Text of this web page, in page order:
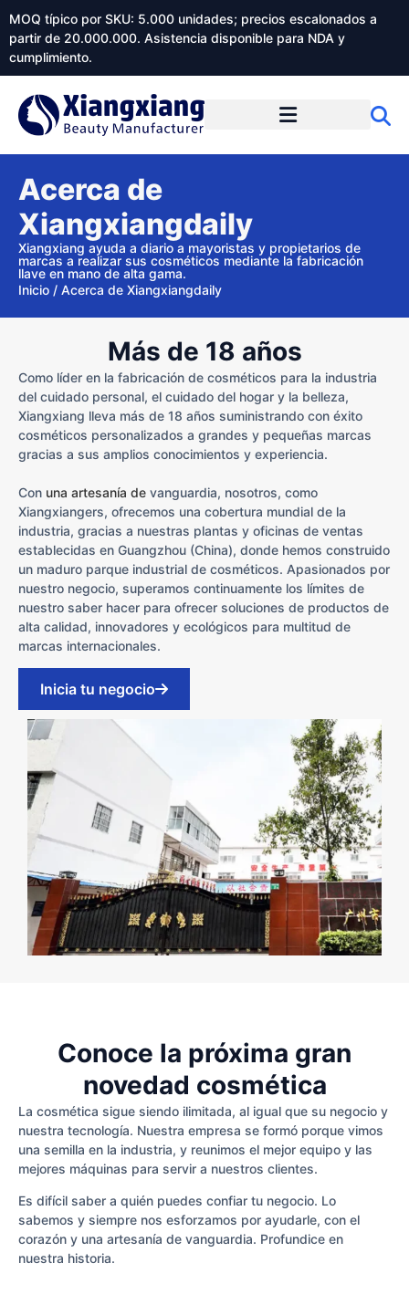
MOQ típico por SKU: 5.000 unidades; precios escalonados a
partir de 20.000.000. Asistencia disponible para NDA y
cumplimiento.
Acerca de
Xiangxiangdaily
Xiangxiang ayuda a diario a mayoristas y propietarios de
marcas a realizar sus cosméticos mediante la fabricación
llave en mano de alta gama.
Inicio / Acerca de Xiangxiangdaily
Más de 18 años
Como líder en la fabricación de cosméticos para la industria
del cuidado personal, el cuidado del hogar y la belleza,
Xiangxiang lleva más de 18 años suministrando con éxito
cosméticos personalizados a grandes y pequeñas marcas
gracias a sus amplios conocimientos y experiencia.
Con una artesanía de vanguardia, nosotros, como
Xiangxiangers, ofrecemos una cobertura mundial de la
industria, gracias a nuestras plantas y oficinas de ventas
establecidas en Guangzhou (China), donde hemos construido
un maduro parque industrial de cosméticos. Apasionados por
nuestro negocio, superamos continuamente los límites de
nuestro saber hacer para ofrecer soluciones de productos de
alta calidad, innovadores y ecológicos para multitud de
marcas internacionales.
Inicia tu negocio
Conoce la próxima gran
novedad cosmética
La cosmética sigue siendo ilimitada, al igual que su negocio y
nuestra tecnología. Nuestra empresa se formó porque vimos
una semilla en la industria, y reunimos el mejor equipo y las
mejores máquinas para servir a nuestros clientes.
Es difícil saber a quién puedes confiar tu negocio. Lo
sabemos y siempre nos esforzamos por ayudarle, con el
corazón y una artesanía de vanguardia. Profundice en
nuestra historia.